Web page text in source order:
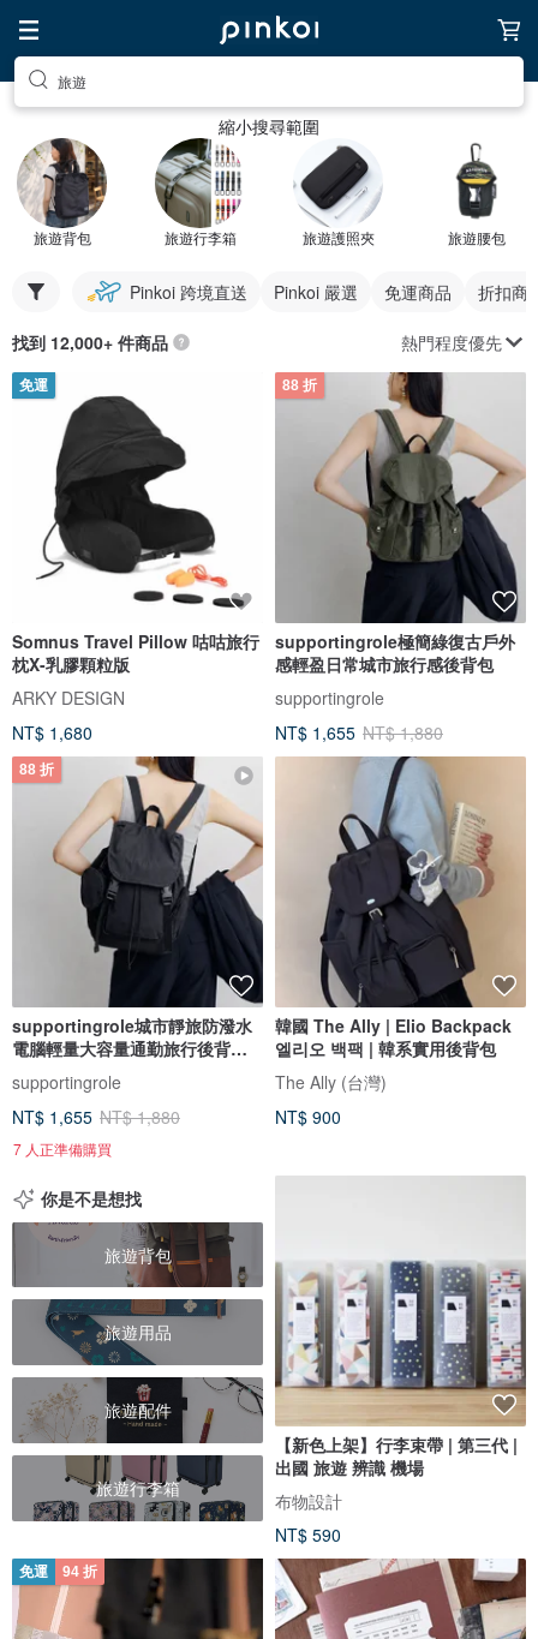
旅遊
縮小搜尋範圍
旅遊背包 旅遊行李箱 旅遊護照夾 旅遊腰包
Pinkoi 跨境直送 Pinkoi 嚴選 免運商品 折扣商
找到 12,000+ 件商品 熱門程度優先
免運
Somnus Travel Pillow 咕咕旅行
枕X-乳膠顆粒版
ARKY DESIGN
NT$ 1,680
88 折
supportingrole極簡綠復古戶外
感輕盈日常城市旅行感後背包
supportingrole
NT$ 1,655 NT$ 1,880
88 折
supportingrole城市靜旅防潑水
電腦輕量大容量通勤旅行後背包
supportingrole
NT$ 1,655 NT$ 1,880
7 人正準備購買
韓國 The Ally | Elio Backpack
엘리오 백팩 | 韓系實用後背包
The Ally (台灣)
NT$ 900
你是不是想找
旅遊背包
旅遊用品
旅遊配件
旅遊行李箱
【新色上架】行李束帶 | 第三代 |
出國 旅遊 辨識 機場
布物設計
NT$ 590
免運 94 折